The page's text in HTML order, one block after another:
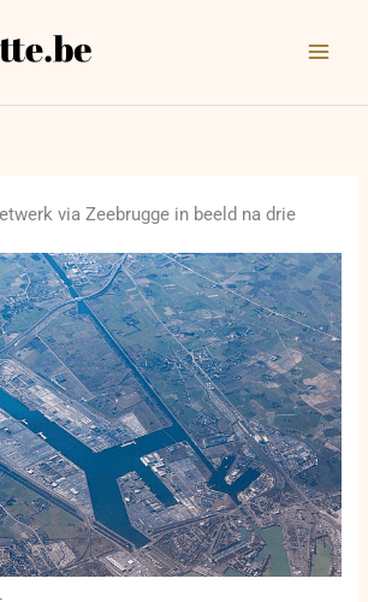
via Zeebrugge in beeld na drie